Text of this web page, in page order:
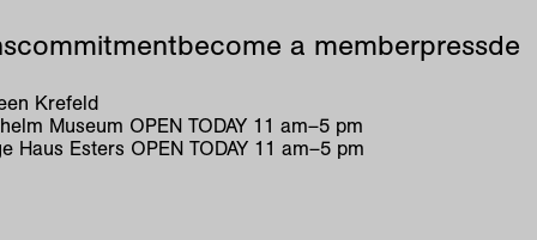
commitmentbecome a memberpressde
Krefeld
Museum OPEN TODAY 11 am–5 pm
Haus Esters OPEN TODAY 11 am–5 pm